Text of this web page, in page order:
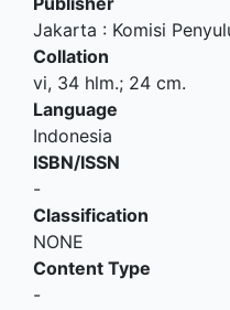
Jakarta : Komisi
Collation
vi, 34 hlm.; 24 cm.
Language
Indonesia
ISBN/ISSN
-
Classification
NONE
Content Type
-